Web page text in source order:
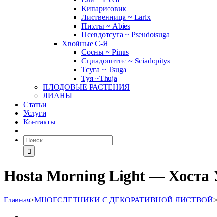
Кипарисовик
Лиственница ~ Larix
Пихты ~ Abies
Псевдотсуга ~ Pseudotsuga
Хвойные С-Я
Сосны ~ Pinus
Сциадопитис ~ Sciadopitys
Тсуга ~ Tsuga
Туя ~Thuja
ПЛОДОВЫЕ РАСТЕНИЯ
ЛИАНЫ
Статьи
Услуги
Контакты
Hosta Morning Light — Хоста
Главная>МНОГОЛЕТНИКИ С ДЕКОРАТИВНОЙ ЛИСТВОЙ>